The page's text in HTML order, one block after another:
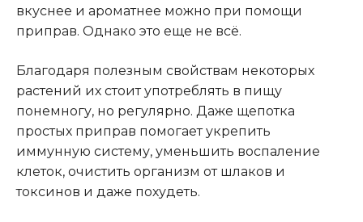
вкуснее и ароматнее можно при помощи
приправ. Однако это еще не всë.
Благодаря полезным свойствам некоторых
растений их стоит употреблять в пищу
понемногу, но регулярно. Даже щепотка
простых приправ помогает укрепить
иммунную систему, уменьшить воспаление
клеток, очистить организм от шлаков и
токсинов и даже похудеть.